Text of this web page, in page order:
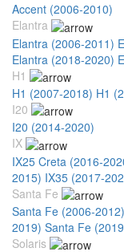
Accent (2006-2010)
Elantra
Elantra (2006-2011)
Elantra (2018-2020)
H1
H1 (2007-2018) H1
I20
I20 (2014-2020)
IX
IX25 Creta (2016-
2015) IX35 (2017-
Santa Fe
Santa Fe (2006-2012)
2019) Santa Fe
Solaris